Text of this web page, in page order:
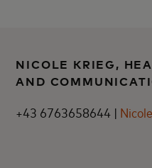
NICOLE KRIEG,
AND
+43 6763658644 |